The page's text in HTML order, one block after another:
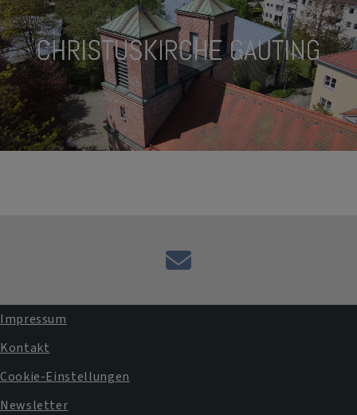
E-
Fußbereichsmenü
Impressum
Kontakt
Cookie-Einstellungen
Newsletter